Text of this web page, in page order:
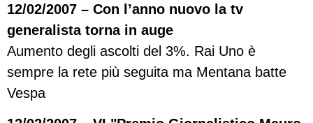
12/02/2007 – Con l’anno nuovo la tv
generalista torna in auge
Aumento degli ascolti del 3%. Rai Uno è
sempre la rete più seguita ma Mentana batte
Vespa